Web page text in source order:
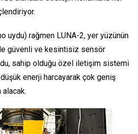
uydu) rağmen LUNA-2, yer yüzünün
güvenli ve kesintisiz sensör
sahip olduğu özel iletişim sistemi
enerji harcayarak çok geniş
alacak.